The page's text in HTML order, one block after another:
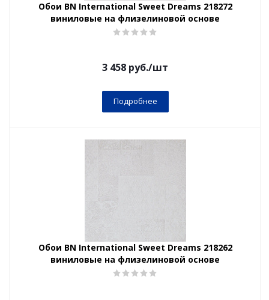
Обои BN International Sweet Dreams 218272
виниловые на флизелиновой основе
3 458 руб./шт
Подробнее
Обои BN International Sweet Dreams 218262
виниловые на флизелиновой основе